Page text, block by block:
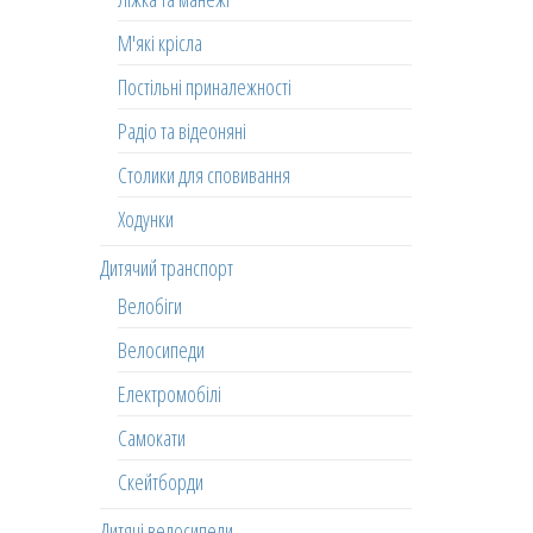
М'які крісла
Постільні приналежності
Радіо та відеоняні
Столики для сповивання
Ходунки
Дитячий транспорт
Велобіги
Велосипеди
Електромобілі
Самокати
Скейтборди